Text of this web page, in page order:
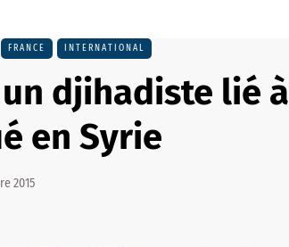
FRANCE INTERNATIONAL
djihadiste lié à
en Syrie
2015